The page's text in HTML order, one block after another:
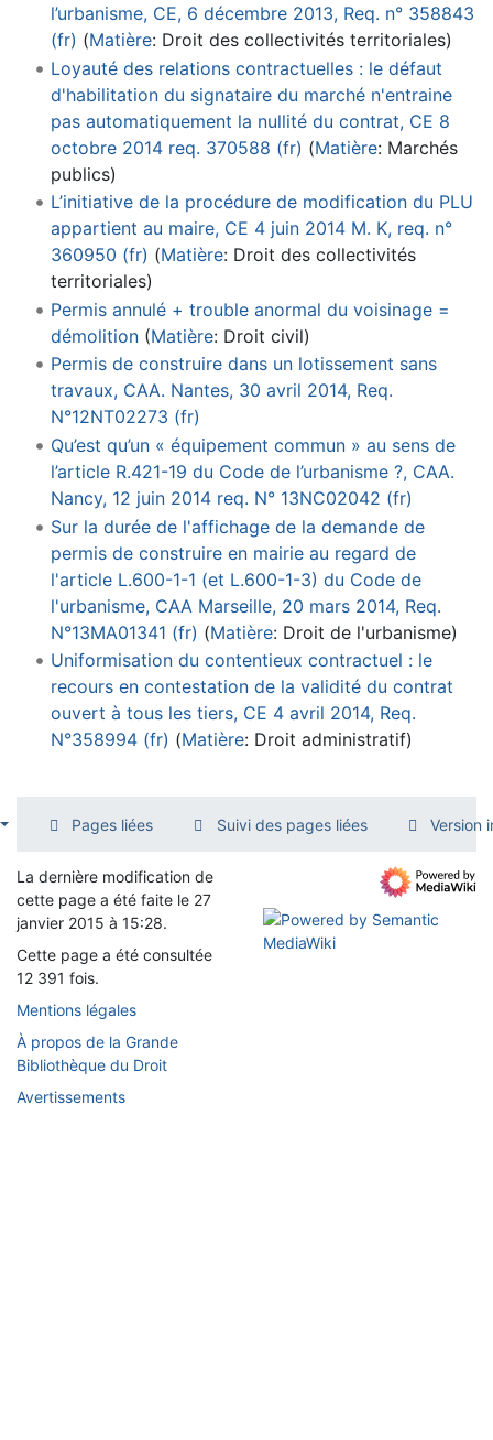
l’urbanisme, CE, 6 décembre 2013, Req. n° 358843
(fr) (Matière: Droit des collectivités territoriales)
Loyauté des relations contractuelles : le défaut
d'habilitation du signataire du marché n'entraine
pas automatiquement la nullité du contrat, CE 8
octobre 2014 req. 370588 (fr) (Matière: Marchés
publics)
L’initiative de la procédure de modification du PLU
appartient au maire, CE 4 juin 2014 M. K, req. n°
360950 (fr) (Matière: Droit des collectivités
territoriales)
Permis annulé + trouble anormal du voisinage =
démolition(Matière: Droit civil)
Permis de construire dans un lotissement sans
travaux, CAA. Nantes, 30 avril 2014, Req.
N°12NT02273 (fr)
Qu’est qu’un « équipement commun » au sens de
l’article R.421-19 du Code de l’urbanisme ?, CAA.
Nancy, 12 juin 2014 req. N° 13NC02042 (fr)
Sur la durée de l'affichage de la demande de
permis de construire en mairie au regard de
l'article L.600-1-1 (et L.600-1-3) du Code de
l'urbanisme, CAA Marseille, 20 mars 2014, Req.
N°13MA01341 (fr) (Matière: Droit de l'urbanisme)
Uniformisation du contentieux contractuel : le
recours en contestation de la validité du contrat
ouvert à tous les tiers, CE 4 avril 2014, Req.
N°358994 (fr) (Matière: Droit administratif)
Pages liées Suivi des pages liées Version
La dernière modification de
cette page a été faite le 27
janvier 2015 à 15:28.
Cette page a été consultée
12 391 fois.
Mentions légales
À propos de la Grande
Bibliothèque du Droit
Avertissements